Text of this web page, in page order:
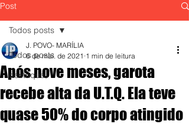
Post
Todos posts
destaque,
Todos posts
Após nove meses, garota
recebe alta da U.T.Q. Ela teve
quase 50% do corpo atingido
J. POVO- MARÍLIA
6 de mai. de 2021 1 min de leitura